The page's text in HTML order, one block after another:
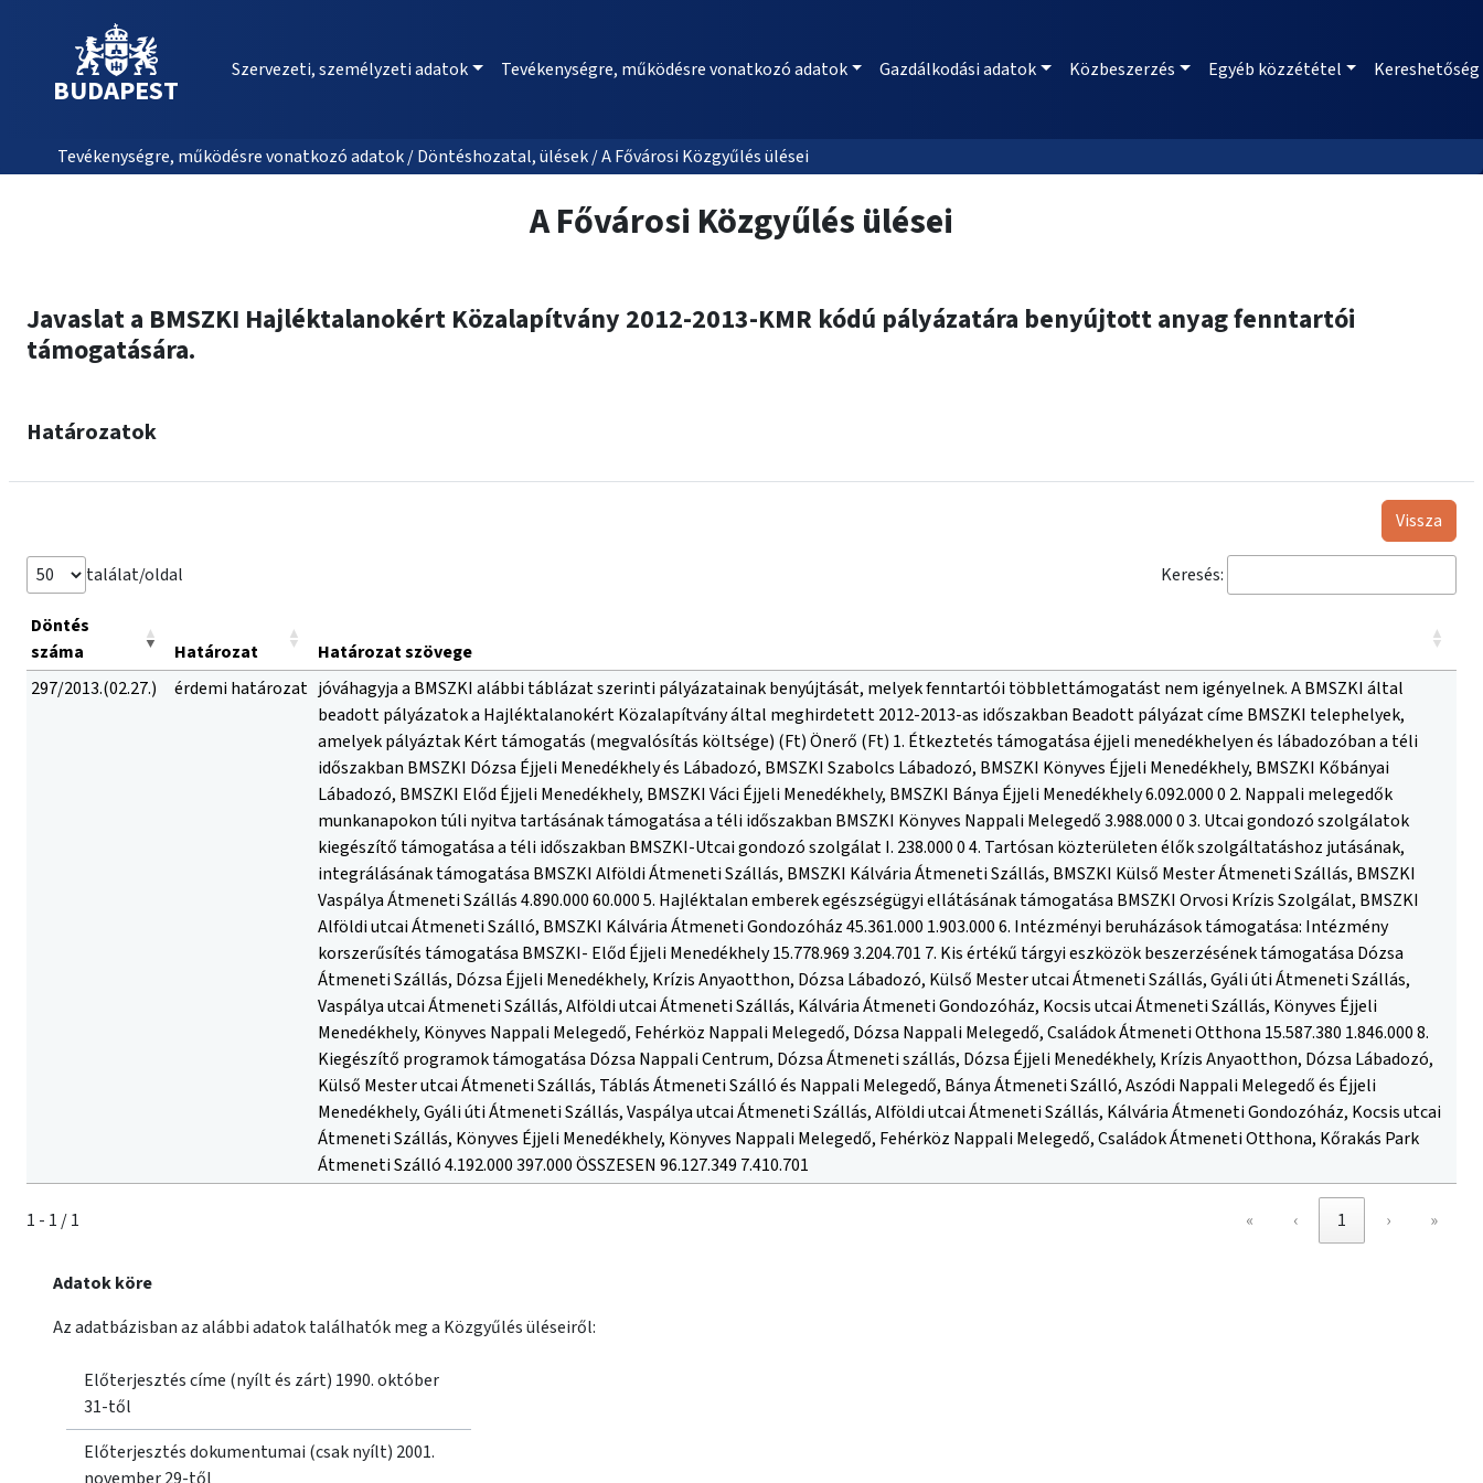
BUDAPEST
Szervezeti, személyzeti adatok Tevékenységre, működésre vonatkozó adatok Gazdálkodási adatok Közbeszerzés Egyéb közzététel Kereshetőség
Tevékenységre, működésre vonatkozó adatok / Döntéshozatal, ülések / A Fővárosi Közgyűlés ülései
A Fővárosi Közgyűlés ülései
Javaslat a BMSZKI Hajléktalanokért Közalapítvány 2012-2013-KMR kódú pályázatára benyújtott anyag fenntartói
támogatására.
Határozatok
Vissza
találat/oldal Keresés:
Döntés
száma
Határozat
Határozat szövege
297/2013.(02.27.)
érdemi határozat jóváhagyja a BMSZKI alábbi táblázat szerinti pályázatainak benyújtását, melyek fenntartói többlettámogatást nem igényelnek. A BMSZKI által
beadott pályázatok a Hajléktalanokért Közalapítvány által meghirdetett 2012-2013-as időszakban Beadott pályázat címe BMSZKI telephelyek,
amelyek pályáztak Kért támogatás (megvalósítás költsége) (Ft) Önerő (Ft) 1. Étkeztetés támogatása éjjeli menedékhelyen és lábadozóban a téli
időszakban BMSZKI Dózsa Éjjeli Menedékhely és Lábadozó, BMSZKI Szabolcs Lábadozó, BMSZKI Könyves Éjjeli Menedékhely, BMSZKI Kőbányai
Lábadozó, BMSZKI Előd Éjjeli Menedékhely, BMSZKI Váci Éjjeli Menedékhely, BMSZKI Bánya Éjjeli Menedékhely 6.092.000 0 2. Nappali melegedők
munkanapokon túli nyitva tartásának támogatása a téli időszakban BMSZKI Könyves Nappali Melegedő 3.988.000 0 3. Utcai gondozó szolgálatok
kiegészítő támogatása a téli időszakban BMSZKI-Utcai gondozó szolgálat I. 238.000 0 4. Tartósan közterületen élők szolgáltatáshoz jutásának,
integrálásának támogatása BMSZKI Alföldi Átmeneti Szállás, BMSZKI Kálvária Átmeneti Szállás, BMSZKI Külső Mester Átmeneti Szállás, BMSZKI
Vaspálya Átmeneti Szállás 4.890.000 60.000 5. Hajléktalan emberek egészségügyi ellátásának támogatása BMSZKI Orvosi Krízis Szolgálat, BMSZKI
Alföldi utcai Átmeneti Szálló, BMSZKI Kálvária Átmeneti Gondozóház 45.361.000 1.903.000 6. Intézményi beruházások támogatása: Intézmény
korszerűsítés támogatása BMSZKI- Előd Éjjeli Menedékhely 15.778.969 3.204.701 7. Kis értékű tárgyi eszközök beszerzésének támogatása Dózsa
Átmeneti Szállás, Dózsa Éjjeli Menedékhely, Krízis Anyaotthon, Dózsa Lábadozó, Külső Mester utcai Átmeneti Szállás, Gyáli úti Átmeneti Szállás,
Vaspálya utcai Átmeneti Szállás, Alföldi utcai Átmeneti Szállás, Kálvária Átmeneti Gondozóház, Kocsis utcai Átmeneti Szállás, Könyves Éjjeli
Menedékhely, Könyves Nappali Melegedő, Fehérköz Nappali Melegedő, Dózsa Nappali Melegedő, Családok Átmeneti Otthona 15.587.380 1.846.000 8.
Kiegészítő programok támogatása Dózsa Nappali Centrum, Dózsa Átmeneti szállás, Dózsa Éjjeli Menedékhely, Krízis Anyaotthon, Dózsa Lábadozó,
Külső Mester utcai Átmeneti Szállás, Táblás Átmeneti Szálló és Nappali Melegedő, Bánya Átmeneti Szálló, Aszódi Nappali Melegedő és Éjjeli
Menedékhely, Gyáli úti Átmeneti Szállás, Vaspálya utcai Átmeneti Szállás, Alföldi utcai Átmeneti Szállás, Kálvária Átmeneti Gondozóház, Kocsis utcai
Átmeneti Szállás, Könyves Éjjeli Menedékhely, Könyves Nappali Melegedő, Fehérköz Nappali Melegedő, Családok Átmeneti Otthona, Kőrakás Park
Átmeneti Szálló 4.192.000 397.000 ÖSSZESEN 96.127.349 7.410.701
1 - 1 / 1 « ‹ 1 › »
Adatok köre
Az adatbázisban az alábbi adatok találhatók meg a Közgyűlés üléseiről:
Előterjesztés címe (nyílt és zárt) 1990. október
31-től
Előterjesztés dokumentumai (csak nyílt) 2001.